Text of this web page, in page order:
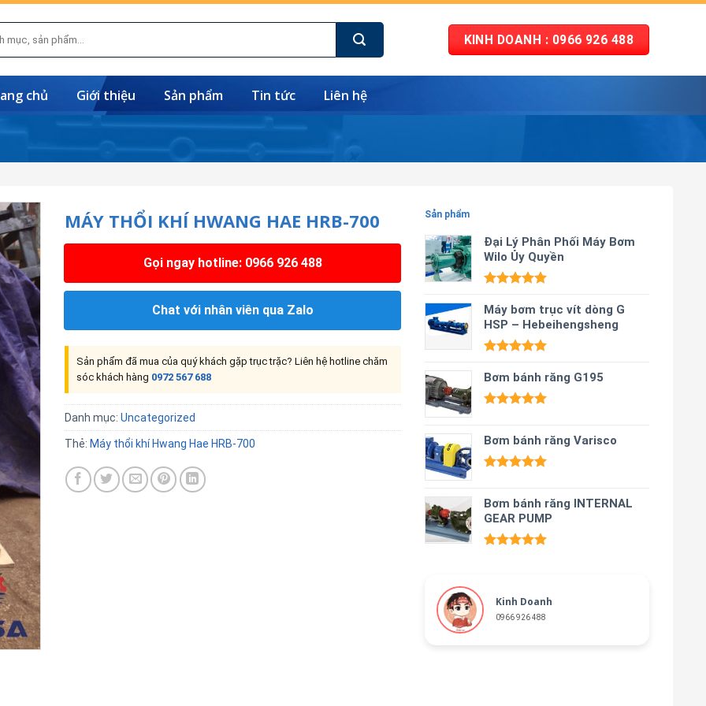
KINH DOANH : 0966 926 488
chủ Giới thiệu Sản phẩm Tin tức Liên hệ
Sản phẩm
Đại Lý Phân Phối Máy Bơm
Wilo Ủy Quyền
hạng5.00
5 sao
Máy bơm trục vít dòng G
HSP – Hebeihengsheng
hạng5.00
5 sao
Bơm bánh răng G195
5 sao
Bơm bánh răng Varisco
5 sao
Bơm bánh răng INTERNAL
GEAR PUMP
Kinh Doanh
0966 926 488
MÁY THỔI KHÍ HWANG HAE HRB-700
Gọi ngay hotline: 0966 926 488
Chat với nhân viên qua Zalo
Sản phẩm đã mua của quý khách gặp trục trặc? Liên hệ hotline chăm
sóc khách hàng 0972 567 688
Danh mục: Uncategorized
Thẻ: Máy thổi khí Hwang Hae HRB-700